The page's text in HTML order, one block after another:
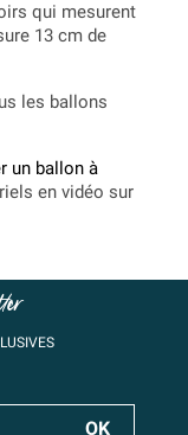
qui mesurent
13 cm de
les ballons
un ballon à
en vidéo sur